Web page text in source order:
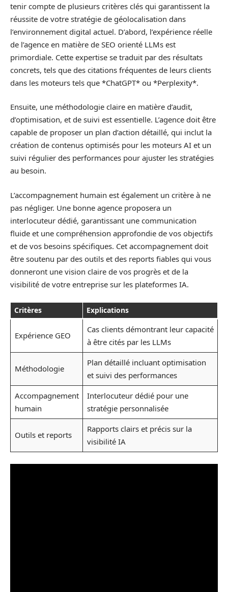
tenir compte de plusieurs critères clés qui garantissent la
réussite de votre stratégie de géolocalisation dans
l’environnement digital actuel. D’abord, l’expérience réelle
de l’agence en matière de SEO orienté LLMs est
primordiale. Cette expertise se traduit par des résultats
concrets, tels que des citations fréquentes de leurs clients
dans les moteurs tels que *ChatGPT* ou *Perplexity*.
Ensuite, une méthodologie claire en matière d’audit,
d’optimisation, et de suivi est essentielle. L’agence doit être
capable de proposer un plan d’action détaillé, qui inclut la
création de contenus optimisés pour les moteurs AI et un
suivi régulier des performances pour ajuster les stratégies
au besoin.
L’accompagnement humain est également un critère à ne
pas négliger. Une bonne agence proposera un
interlocuteur dédié, garantissant une communication
fluide et une compréhension approfondie de vos objectifs
et de vos besoins spécifiques. Cet accompagnement doit
être soutenu par des outils et des reports fiables qui vous
donneront une vision claire de vos progrès et de la
visibilité de votre entreprise sur les plateformes IA.
Critères Explications
Expérience GEO
Cas clients démontrant leur capacité
à être cités par les LLMs
Méthodologie
Plan détaillé incluant optimisation
et suivi des performances
Accompagnement
humain
Interlocuteur dédié pour une
stratégie personnalisée
Outils et reports
Rapports clairs et précis sur la
visibilité IA